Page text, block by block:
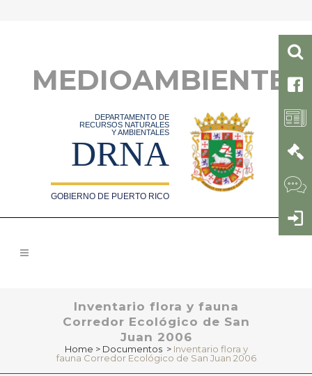
MEDIOAMBIENTE
DEPARTAMENTO DE
RECURSOS NATURALES
Y AMBIENTALES
DRNA
GOBIERNO DE PUERTO RICO
Inventario flora y fauna
Corredor Ecológico de San
Juan 2006
Home > Documentos > Inventario flora y
fauna Corredor Ecológico de San Juan 2006